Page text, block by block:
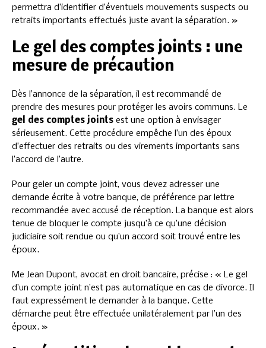
permettra d’identifier d’éventuels mouvements suspects ou
retraits importants effectués juste avant la séparation. »
Le gel des comptes joints : une
mesure de précaution
Dès l’annonce de la séparation, il est recommandé de
prendre des mesures pour protéger les avoirs communs. Le
gel des comptes joints est une option à envisager
sérieusement. Cette procédure empêche l’un des époux
d’effectuer des retraits ou des virements importants sans
l’accord de l’autre.
Pour geler un compte joint, vous devez adresser une
demande écrite à votre banque, de préférence par lettre
recommandée avec accusé de réception. La banque est alors
tenue de bloquer le compte jusqu’à ce qu’une décision
judiciaire soit rendue ou qu’un accord soit trouvé entre les
époux.
Me Jean Dupont, avocat en droit bancaire, précise : « Le gel
d’un compte joint n’est pas automatique en cas de divorce. Il
faut expressément le demander à la banque. Cette
démarche peut être effectuée unilatéralement par l’un des
époux. »